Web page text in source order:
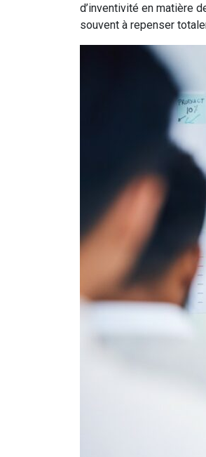
d’inventivité en matière
souvent à repenser